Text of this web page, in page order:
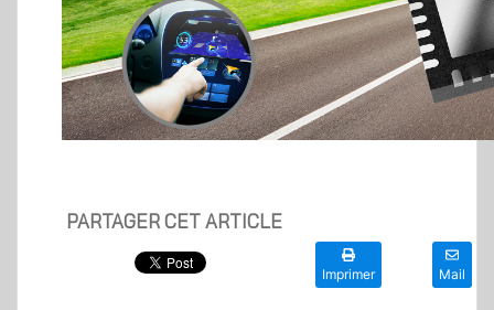
PARTAGER CET ARTICLE
Imprimer Mail